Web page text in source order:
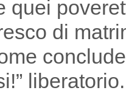
quei
di
liberatorio.